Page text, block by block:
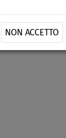
NON ACCETTO